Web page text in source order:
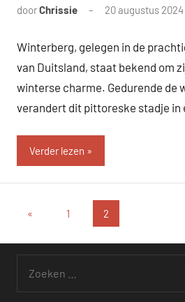
doorChrissie 20 augustus 2024
Winterberg, gelegen in de
van Duitsland, staat bekend om
winterse charme. Gedurende de
verandert dit pittoreske stadje
Verder lezen
Berichten
paginering
« 1 2
naar: